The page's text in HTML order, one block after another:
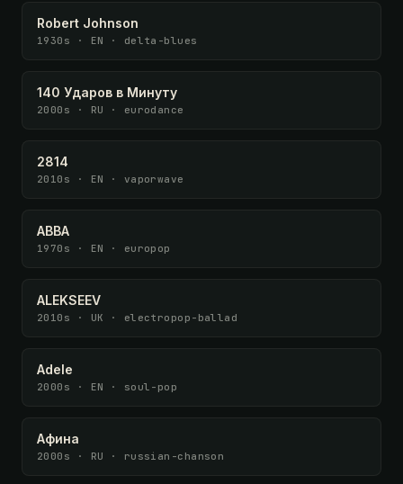
Robert Johnson
1930s · EN · delta-blues
140 Ударов в Минуту
2000s · RU · eurodance
2814
2010s · EN · vaporwave
ABBA
1970s · EN · europop
ALEKSEEV
2010s · UK · electropop-ballad
Adele
2000s · EN · soul-pop
Афина
2000s · RU · russian-chanson